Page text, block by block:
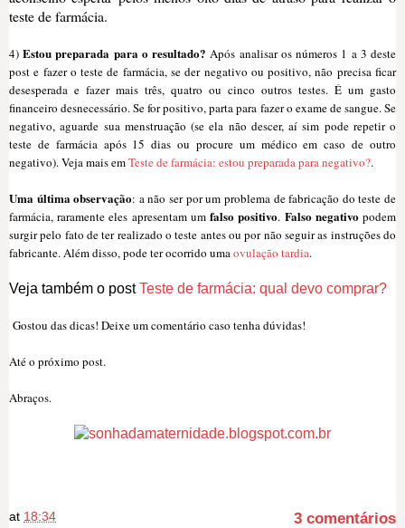
teste de farmácia.
4)Estou preparada para o resultado? Após analisar os números 1 a 3 deste
post e fazer o teste de farmácia, se der negativo ou positivo, não precisa ficar
desesperada e fazer mais três, quatro ou cinco outros testes. É um gasto
financeiro desnecessário. Se for positivo, parta para fazer o exame de sangue.Se
negativo, aguarde sua menstruação (se ela não descer, aí sim pode repetir o
teste de farmácia após15 dias ou procure um médico em caso de outro
negativo). Veja mais emTeste de farmácia: estou preparada para negativo?.
Uma última observação: a não ser por um problema defabricação do teste de
farmácia, raramente eles apresentam umfalso positivo. Falso negativopodem
surgir pelo fato de ter realizado o teste antes ou por não seguir as instruções do
fabricante. Além disso, pode ter ocorrido umaovulação tardia.
Veja também o postTeste de farmácia: qual devo comprar?
Gostou das dicas! Deixe um comentário caso tenha dúvidas!
Até o próximo post.
Abraços.
at 18:34 3 comentários